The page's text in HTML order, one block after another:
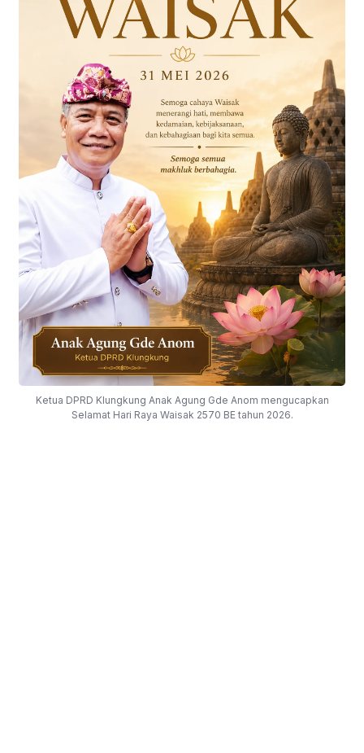
Ketua DPRD Klungkung Anak Agung Gde Anom mengucapkan
Selamat Hari Raya Waisak 2570 BE tahun 2026.